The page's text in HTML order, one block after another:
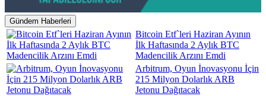
Gündem Haberleri
Bitcoin Etf`leri Haziran Ayının
İlk Haftasında 2 Aylık BTC
Madencilik Arzını Emdi
Arbitrum, Oyun İnovasyonu İçin
215 Milyon Dolarlık ARB
Jetonu Dağıtacak